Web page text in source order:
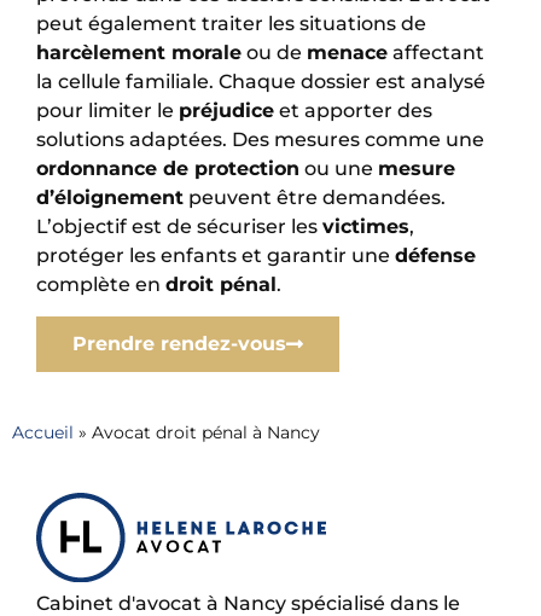
peut également traiter les situations de
harcèlement morale ou de menace affectant
la cellule familiale. Chaque dossier est analysé
pour limiter le préjudice et apporter des
solutions adaptées. Des mesures comme une
ordonnance de protection ou une mesure
d’éloignement peuvent être demandées.
L’objectif est de sécuriser les victimes,
protéger les enfants et garantir une défense
complète en droit pénal.
Prendre rendez-vous
Accueil » Avocat droit pénal à Nancy
Cabinet d'avocat à Nancy spécialisé dans le